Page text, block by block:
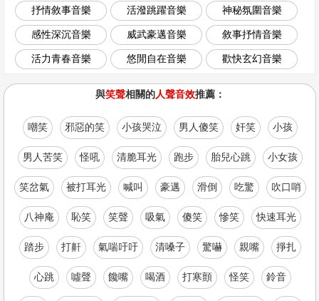
抒情敘事音樂 活潑跳躍音樂 神秘氛圍音樂
感性深沉音樂 威武豪邁音樂 敘事抒情音樂
活力青春音樂 悠閒自在音樂 歡快玄幻音樂
與笑聲相關的人聲音效推薦：
嘲笑 邪惡的笑 小孩哭泣 男人傻笑 奸笑 小孩
男人苦笑 怪吼 清脆耳光 跑步 胎兒心跳 小女孩
笑岔氣 被打耳光 喊叫 豪邁 滑倒 吃驚 吹口哨
八神庵 恥笑 笑聲 吸氣 傻笑 慘笑 快速耳光
踏步 打鼾 氣喘吁吁 清嗓子 驚嚇 親嘴 掙扎
心跳 噓聲 饞嘴 喝酒 打寒顫 怪笑 鈴音